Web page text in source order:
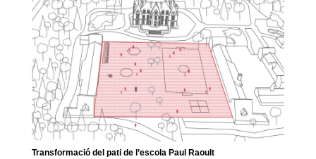
Transformació del pati de l’escola Paul Raoult